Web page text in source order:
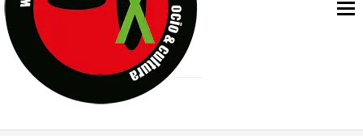
YORCH PRESENTA [CURSO DE ARMONÍA PERSECUTORIA]
MAGALÍ SARE NOS EXPLICA [DESCASADA]
«NO TENGO PUTOS SUEÑOS»